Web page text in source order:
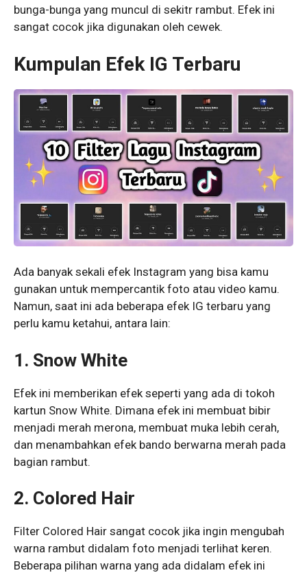
bunga-bunga yang muncul di sekitr rambut. Efek ini
sangat cocok jika digunakan oleh cewek.
Kumpulan Efek IG Terbaru
Ada banyak sekali efek Instagram yang bisa kamu
gunakan untuk mempercantik foto atau video kamu.
Namun, saat ini ada beberapa efek IG terbaru yang
perlu kamu ketahui, antara lain:
1. Snow White
Efek ini memberikan efek seperti yang ada di tokoh
kartun Snow White. Dimana efek ini membuat bibir
menjadi merah merona, membuat muka lebih cerah,
dan menambahkan efek bando berwarna merah pada
bagian rambut.
2. Colored Hair
Filter Colored Hair sangat cocok jika ingin mengubah
warna rambut didalam foto menjadi terlihat keren.
Beberapa pilihan warna yang ada didalam efek ini